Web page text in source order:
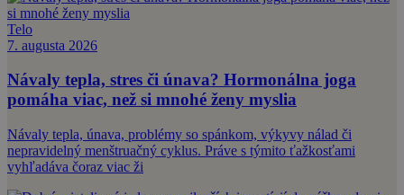
Telo
7. augusta 2026
Návaly tepla, stres či únava? Hormonálna joga
pomáha viac, než si mnohé ženy myslia
Návaly tepla, únava, problémy so spánkom, výkyvy nálad či
nepravidelný menštruačný cyklus. Práve s týmito ťažkosťami
vyhľadáva čoraz viac ži